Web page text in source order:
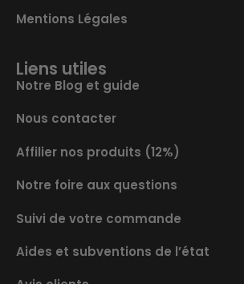
Mentions Légales
Liens utiles
Notre Blog et guide
Nous contacter
Affilier nos produits (12%)
Notre foire aux questions
Suivi de votre commande
Aides et subventions de l’état